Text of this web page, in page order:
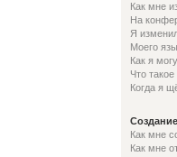
Как мне
На
Я
Моего
Как я
Что
Когда я
Как мне
Как мне